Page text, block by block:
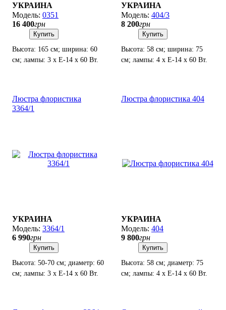
УКРАИНА
0351
16 400грн
Купить
Высота: 165 см; ширина: 60
см; лампы: 3 х Е-14 х 60 Вт.
УКРАИНА
404/3
8 200грн
Купить
Высота: 58 см; ширина: 75
см; лампы: 4 х Е-14 х 60 Вт.
Люстра флористика
3364/1
УКРАИНА
3364/1
6 990грн
Купить
Высота: 50-70 см; диаметр: 60
см; лампы: 3 х Е-14 х 60 Вт.
Люстра флористика 404
УКРАИНА
404
9 800грн
Купить
Высота: 58 см; диаметр: 75
см; лампы: 4 х Е-14 х 60 Вт.